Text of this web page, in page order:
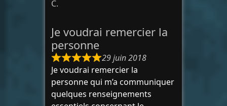
C.
Je voudrai remercier la
personne
29 juin 2018
Je voudrai remercier la
personne qui m’a communiquer
quelques renseignements